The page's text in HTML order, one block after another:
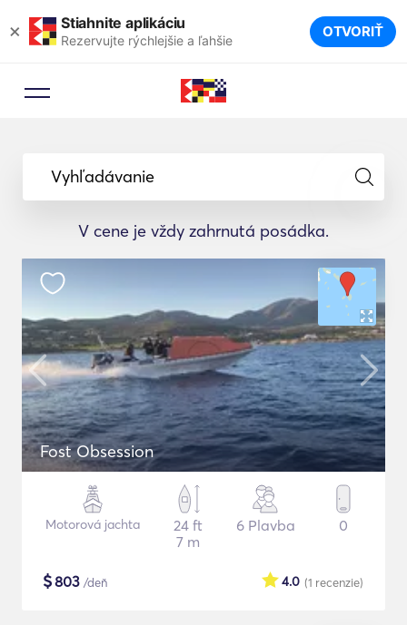
× Stiahnite aplikáciu
Rezervujte rýchlejšie a ľahšie OTVORIŤ
Vyhľadávanie
V cene je vždy zahrnutá posádka.
Fost Obsession
Motorová jachta
24 ft
7 m
6 Plavba 0
$803 /deň (1 recenzie)
4.0